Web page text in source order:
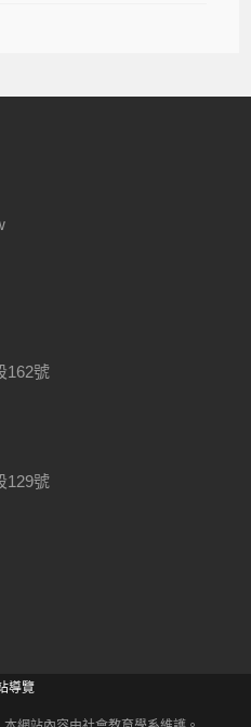
162號
129號
導覽